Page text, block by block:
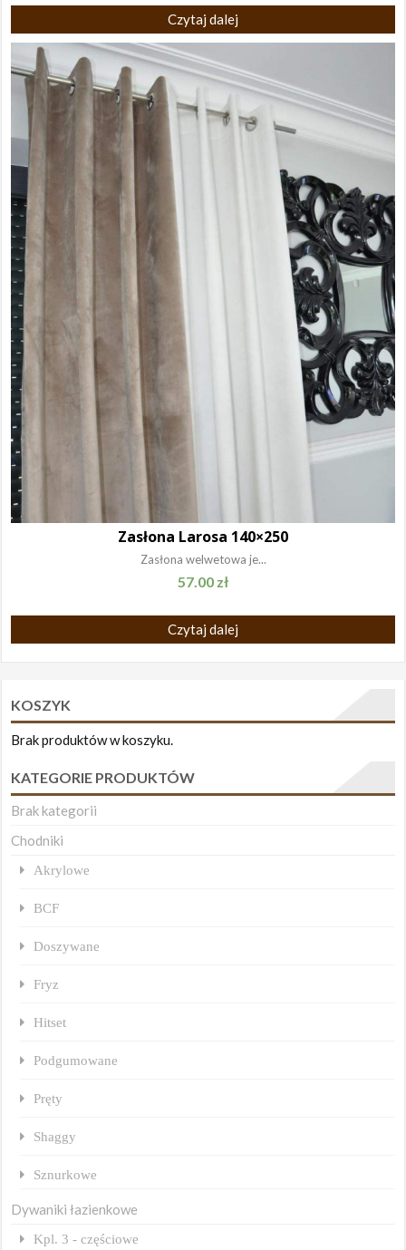
Czytaj dalej
Zasłona Larosa 140×250
Zasłona welwetowa je...
57.00 zł
Czytaj dalej
KOSZYK
Brak produktów w koszyku.
KATEGORIE PRODUKTÓW
Brak kategorii
Chodniki
Akrylowe
BCF
Doszywane
Fryz
Hitset
Podgumowane
Pręty
Shaggy
Sznurkowe
Dywaniki łazienkowe
Kpl. 3 - częściowe